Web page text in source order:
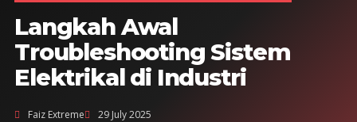
Langkah Awal
Troubleshooting Sistem
Elektrikal di Industri
Faiz Extreme 29 July 2025